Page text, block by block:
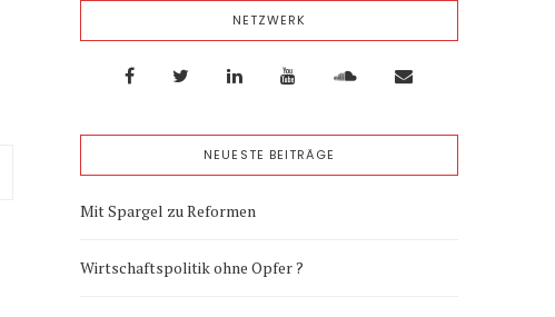
NETZWERK
NEUESTE BEITRÄGE
Mit Spargel zu Reformen
Wirtschaftspolitik ohne Opfer ?